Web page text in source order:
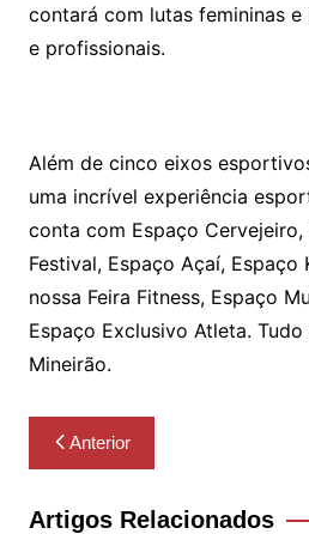
contará com lutas femininas e
e profissionais.
Além de cinco eixos
uma incrível experiência
conta com Espaço Cervejeiro,
Festival, Espaço Açaí, Espaço
nossa Feira Fitness, Espaço
Espaço Exclusivo Atleta.
Mineirão.
Navegação
de
Post
Anterior
Artigos Relacionados